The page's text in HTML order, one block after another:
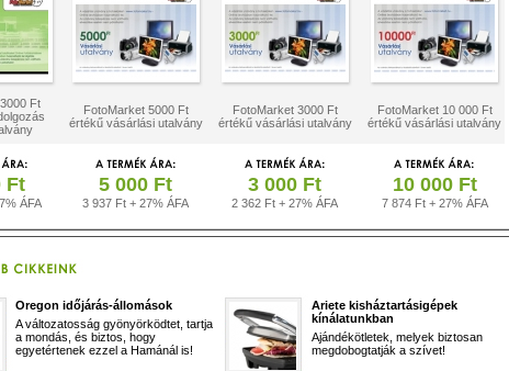
Ft
FotoMarket 5000 Ft
értékű vásárlási utalvány
FotoMarket 3000 Ft
értékű vásárlási utalvány
FotoMarket 10 000 Ft
értékű vásárlási utalvány
Ft
ÁFA
5 000 Ft
3 937 Ft + 27% ÁFA
3 000 Ft
2 362 Ft + 27% ÁFA
10 000 Ft
7 874 Ft + 27% ÁFA
Oregon időjárás-állomások
A változatosság gyönyörködtet, tartja
a mondás, és biztos, hogy
egyetértenek ezzel a Hamánál is!
Ariete kisháztartásigépek
kínálatunkban
Ajándékötletek, melyek biztosan
megdobogtatják a szívet!